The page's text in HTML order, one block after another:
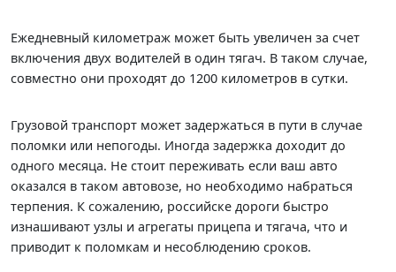
Ежедневный километраж может быть увеличен за счет
включения двух водителей в один тягач. В таком случае,
совместно они проходят до 1200 километров в сутки.
Грузовой транспорт может задержаться в пути в случае
поломки или непогоды. Иногда задержка доходит до
одного месяца. Не стоит переживать если ваш авто
оказался в таком автовозе, но необходимо набраться
терпения. К сожалению, российске дороги быстро
изнашивают узлы и агрегаты прицепа и тягача, что и
приводит к поломкам и несоблюдению сроков.